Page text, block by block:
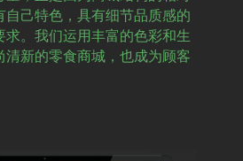
自己特色，具有细节品质感的
求。我们运用丰富的色彩和生
清新的零食商城，也成为顾客